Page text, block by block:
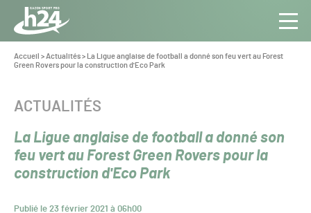
Panneau de gestion des cookies
Aller au contenu
Toute
l’info
du Gazon
Vous
êtes
Accueil >Actualités>
La Ligue anglaise de football a donné son feu vert au Forest
Green Rovers pour la construction d'Eco Park
La Ligue anglaise de football a donné son
feu vert au Forest Green Rovers pour la
construction d'Eco Park
Publié le 23 février 2021 à 06h00
CATÉGORIE :
ACTUALITÉS